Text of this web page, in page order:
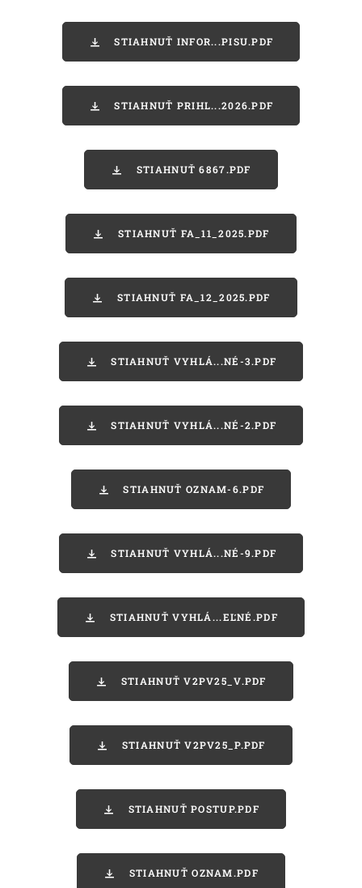
STIAHNUŤ INFOR...PISU.PDF
STIAHNUŤ PRIHL...2026.PDF
STIAHNUŤ 6867.PDF
STIAHNUŤ FA_11_2025.PDF
STIAHNUŤ FA_12_2025.PDF
STIAHNUŤ VYHLÁ...NÉ-3.PDF
STIAHNUŤ VYHLÁ...NÉ-2.PDF
STIAHNUŤ OZNAM-6.PDF
STIAHNUŤ VYHLÁ...NÉ-9.PDF
STIAHNUŤ VYHLÁ...EĽNÉ.PDF
STIAHNUŤ V2PV25_V.PDF
STIAHNUŤ V2PV25_P.PDF
STIAHNUŤ POSTUP.PDF
STIAHNUŤ OZNAM.PDF